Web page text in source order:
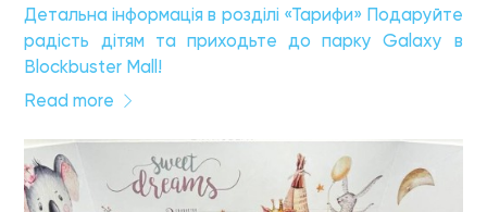
Детальна інформація в розділі «Тарифи» Подаруйте
радість дітям та приходьте до парку Galaxy в
Blockbuster Mall!
Read more